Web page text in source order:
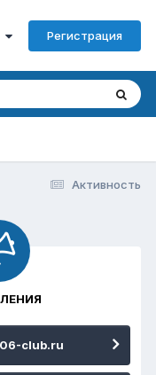
Регистрация
Активность
club.ru